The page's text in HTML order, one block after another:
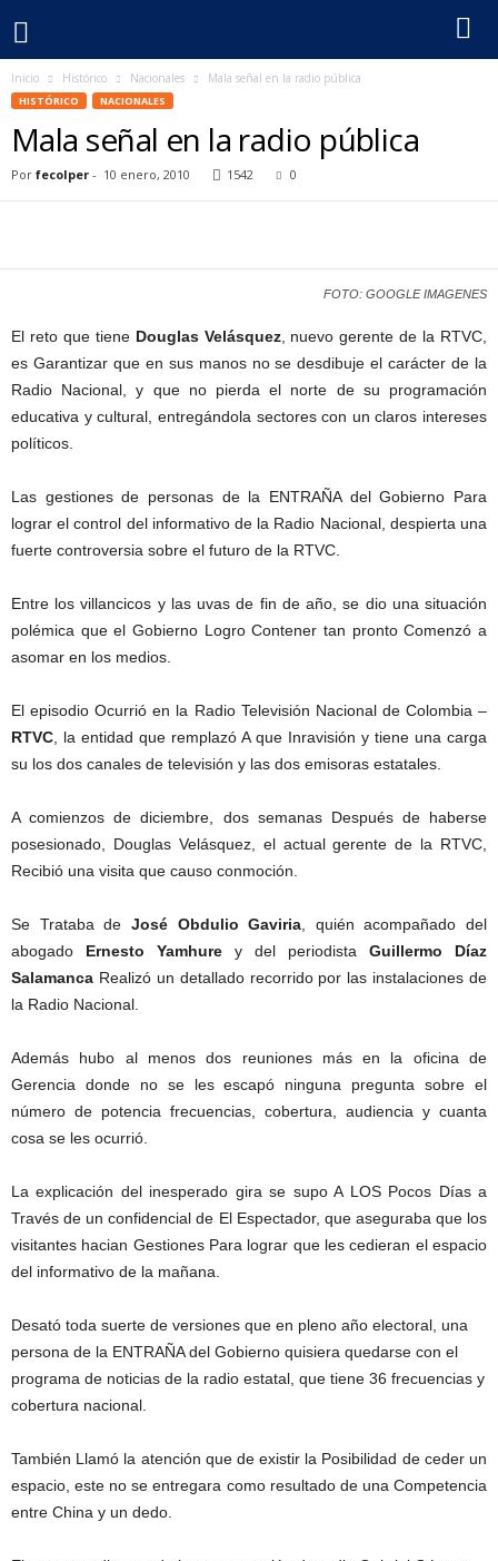
Inicio Histórico Nacionales Mala señal en la radio pública
HISTÓRICO NACIONALES
Mala señal en la radio pública
Por fecolper - 10 enero, 2010 1542 0
FOTO: GOOGLE IMAGENES
El reto que tiene Douglas Velásquez, nuevo gerente de la RTVC,
es Garantizar que en sus manos no se desdibuje el carácter de la
Radio Nacional, y que no pierda el norte de su programación
educativa y cultural, entregándola sectores con un claros intereses
políticos.
Las gestiones de personas de la ENTRAÑA del Gobierno Para
lograr el control del informativo de la Radio Nacional, despierta una
fuerte controversia sobre el futuro de la RTVC.
Entre los villancicos y las uvas de fin de año, se dio una situación
polémica que el Gobierno Logro Contener tan pronto Comenzó a
asomar en los medios.
El episodio Ocurrió en la Radio Televisión Nacional de Colombia –
RTVC , la entidad que remplazó A que Inravisión y tiene una carga
su los dos canales de televisión y las dos emisoras estatales.
A comienzos de diciembre, dos semanas Después de haberse
posesionado, Douglas Velásquez, el actual gerente de la RTVC,
Recibió una visita que causo conmoción.
Se Trataba de José Obdulio Gaviria , quién acompañado del
abogado Ernesto Yamhure y del periodista Guillermo Díaz
Salamanca Realizó un detallado recorrido por las instalaciones de
la Radio Nacional.
Además hubo al menos dos reuniones más en la oficina de
Gerencia donde no se les escapó ninguna pregunta sobre el
número de potencia frecuencias, cobertura, audiencia y cuanta
cosa se les ocurrió.
La explicación del inesperado gira se supo A LOS Pocos Días a
Través de un confidencial de El Espectador, que aseguraba que los
visitantes hacian Gestiones Para lograr que les cedieran el espacio
del informativo de la mañana.
Desató toda suerte de versiones que en pleno año electoral, una
persona de la ENTRAÑA del Gobierno quisiera quedarse con el
programa de noticias de la radio estatal, que tiene 36 frecuencias y
cobertura nacional.
También Llamó la atención que de existir la Posibilidad de ceder un
espacio, este no se entregara como resultado de una Competencia
entre China y un dedo.